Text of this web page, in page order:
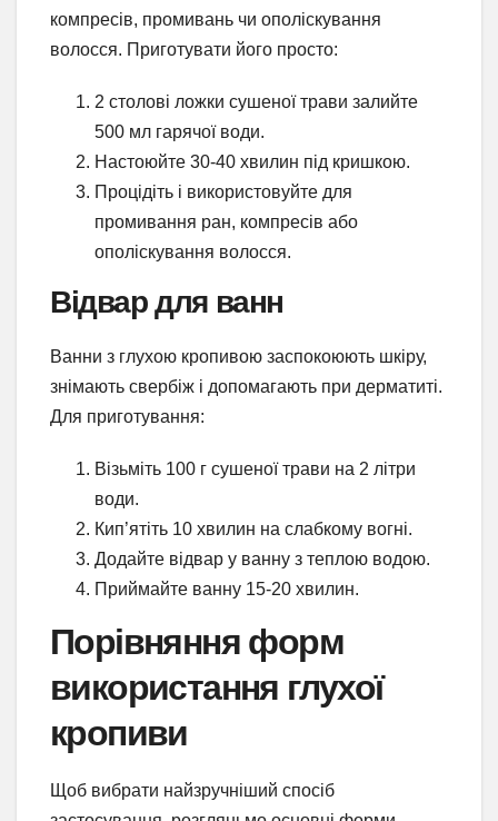
компресів, промивань чи ополіскування
волосся. Приготувати його просто:
2 столові ложки сушеної трави залийте
500 мл гарячої води.
Настоюйте 30-40 хвилин під кришкою.
Процідіть і використовуйте для
промивання ран, компресів або
ополіскування волосся.
Відвар для ванн
Ванни з глухою кропивою заспокоюють шкіру,
знімають свербіж і допомагають при дерматиті.
Для приготування:
Візьміть 100 г сушеної трави на 2 літри
води.
Кип’ятіть 10 хвилин на слабкому вогні.
Додайте відвар у ванну з теплою водою.
Приймайте ванну 15-20 хвилин.
Порівняння форм
використання глухої
кропиви
Щоб вибрати найзручніший спосіб